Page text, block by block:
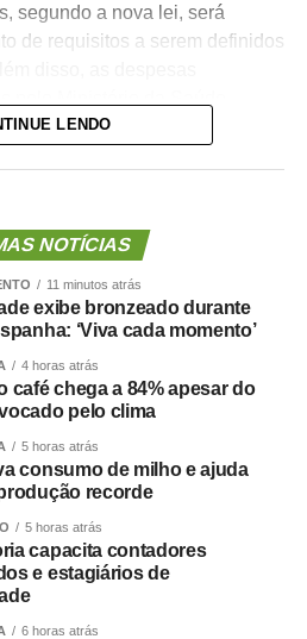
segundo a nova lei, será
de requisitos a serem definidos
emendas para pagamento de
pré-hospitalar.
Lei Complementar (PLP)
Guilherme Derrite (PP-
no Senado em julho
do senador Nelsinho Trad
autorizada mediante
LENDO
NOTÍCIAS
11 minutos atrás
exibe bronzeado durante
‘Viva cada momento’
4 horas atrás
café chega a 84% apesar do
pelo clima
5 horas atrás
consumo de milho e ajuda
recorde
5 horas atrás
capacita contadores
e estagiários de
6 horas atrás